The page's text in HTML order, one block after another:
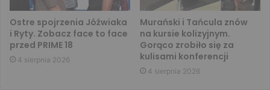
Ostre spojrzenia Jóźwiaka
i Ryty. Zobacz face to face
przed PRIME 18
4 sierpnia 2026
Murański i Tańcula znów
na kursie kolizyjnym.
Gorąco zrobiło się za
kulisami konferencji
4 sierpnia 2026